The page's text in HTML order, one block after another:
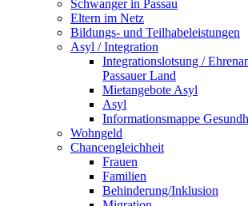
Schwanger in Passau
Eltern im Netz
Bildungs- und Teilhabeleistungen
Asyl / Integration
Integrationslotsung /
Passauer Land
Mietangebote Asyl
Asyl
Informationsmappe
Wohngeld
Chancengleichheit
Frauen
Familien
Behinderung/Inklusion